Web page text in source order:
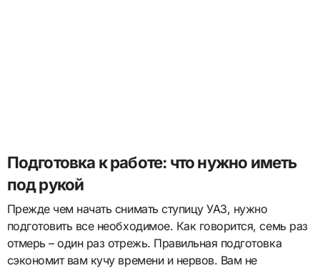
Подготовка к работе: что нужно иметь
под рукой
Прежде чем начать снимать ступицу УАЗ, нужно
подготовить все необходимое. Как говорится, семь раз
отмерь – один раз отрежь. Правильная подготовка
сэкономит вам кучу времени и нервов. Вам не